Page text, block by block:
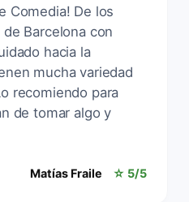
Comedia! De los
Barcelona con
hacia la
mucha variedad
recomiendo para
de tomar algo y
Matías Fraile ☆ 5/5